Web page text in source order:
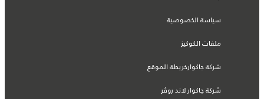
سياسة الخصوصية
ملفات الكوكيز
شركة جاكوارخريطة الموقع
شركة جاكوار لاند روڤر